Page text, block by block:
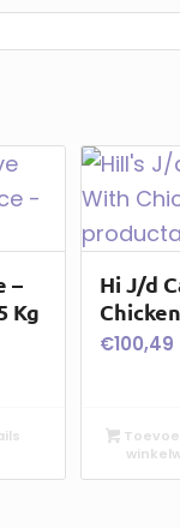
–
Kg
Hi J/d
€100,49